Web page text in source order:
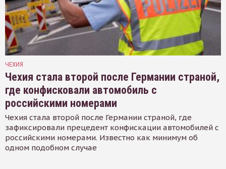
ЧЕХИЯ
Чехия стала второй после Германии страной,
где конфисковали автомобиль с
российскими номерами
Чехия стала второй после Германии страной, где
зафиксировали прецедент конфискации автомобилей с
российскими номерами. Известно как минимум об
одном подобном случае